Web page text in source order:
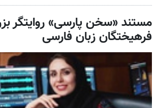
مستند «سخن پارسی» روایتگر
فرهیختگان زبان فارسی